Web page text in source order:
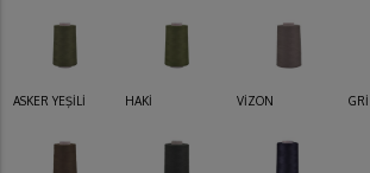
ASKER YEŞİLİ HAKİ VİZON GRİ